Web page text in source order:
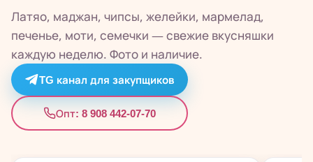
Латяо, маджан, чипсы, желейки, мармелад,
печенье, моти, семечки — свежие вкусняшки
каждую неделю. Фото и наличие.
TG канал для закупщиков
Опт: 8 908 442-07-70